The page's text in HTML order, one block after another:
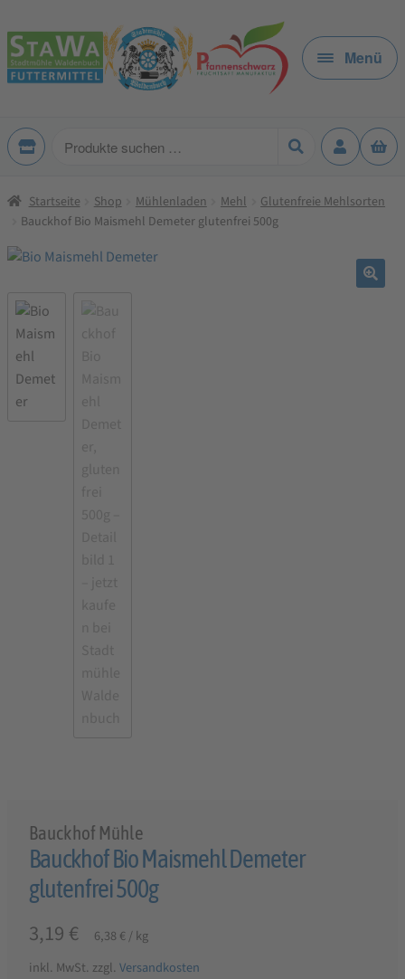
Zur
Navigation
springen
Zum
Inhalt
springen
Menü
Produkte
Startseite Shop Mühlenladen Mehl
Glutenfreie Mehlsorten
Bauckhof Bio Maismehl Demeter glutenfrei 500g
Bauckhof Mühle
Bauckhof Bio Maismehl Demeter
glutenfrei 500g
3,19 € 6,38 €/kg
inkl. MwSt. zzgl. Versandkosten